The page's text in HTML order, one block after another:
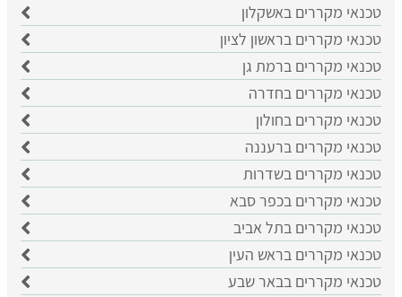
טכנאי מקררים באשקלון
טכנאי מקררים בראשון לציון
טכנאי מקררים ברמת גן
טכנאי מקררים בחדרה
טכנאי מקררים בחולון
טכנאי מקררים ברעננה
טכנאי מקררים בשדרות
טכנאי מקררים בכפר סבא
טכנאי מקררים בתל אביב
טכנאי מקררים בראש העין
טכנאי מקררים בבאר שבע